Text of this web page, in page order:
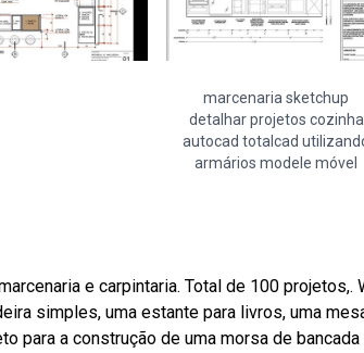
marcenaria sketchup
detalhar projetos cozinha
autocad totalcad
armários modele móvel
e carpintaria. Total de 100
simples, uma estante para livros, uma
para a construção de uma morsa de